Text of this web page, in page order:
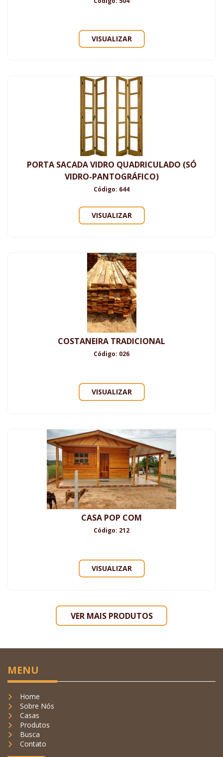
VISUALIZAR
PORTA SACADA VIDRO QUADRICULADO (SÓ
VIDRO-PANTOGRÁFICO)
Código: 644
VISUALIZAR
COSTANEIRA TRADICIONAL
Código: 026
VISUALIZAR
CASA POP COM
Código: 212
VISUALIZAR
VER MAIS PRODUTOS
MENU
Home
Sobre Nós
Casas
Produtos
Busca
Contato